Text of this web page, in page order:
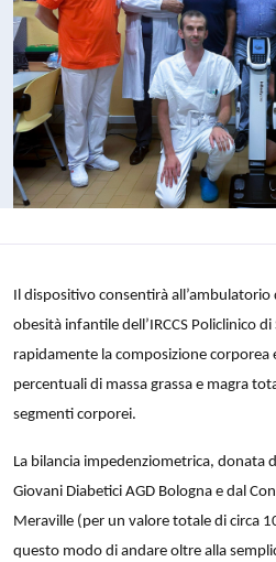
Il dispositivo consentirà
obesità infantile dell’IRCCS Policlinico
rapidamente la composizione corporea
percentuali di massa grassa e magra
segmenti corporei.
La bilancia impedenziometrica, donata
Giovani Diabetici AGD Bologna e dal
Meraville (per un valore totale di circa
questo modo di andare oltre alla